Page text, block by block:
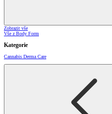
Zobrazit vše
Vše z Body Form
Kategorie
Cannabis Derma Care